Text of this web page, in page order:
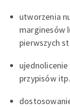
utworzenia
marginesów
pierwszych
przypisów